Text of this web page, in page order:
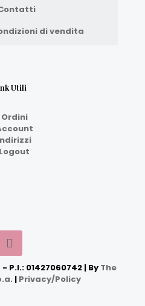
di vendita
Utili
Ordini
Logout
P.I.: 01427060742 | By The
| Privacy/Policy